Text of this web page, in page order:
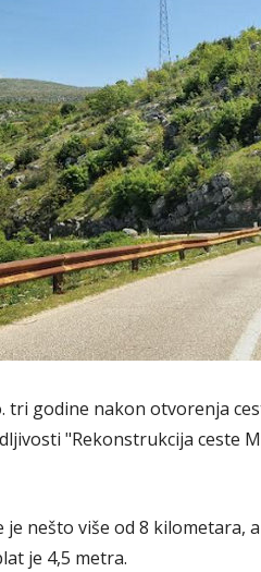
tri godine nakon otvorenja
"Rekonstrukcija ceste
je nešto više od 8 kilometara,
je 4,5 metra.